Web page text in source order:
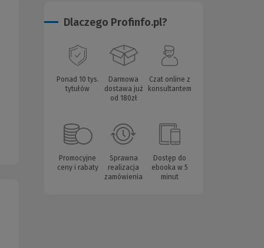
Dlaczego Profinfo.pl?
Ponad 10 tys.
tytułów
Darmowa
dostawa już
od 180zł
Czat online z
konsultantem
Promocyjne
ceny i rabaty
Sprawna
realizacja
zamówienia
Dostęp do
ebooka w 5
minut